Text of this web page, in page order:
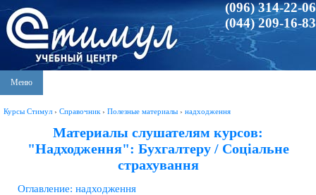
(096) 314-22-06
(044) 209-16-83
Меню
Курсы Стимул › Справочник › Полезные материалы › надходження
Материалы слушателям курсов:
"Надходження": Бухгалтеру / Соціальне
страхування
Оглавление: надходження